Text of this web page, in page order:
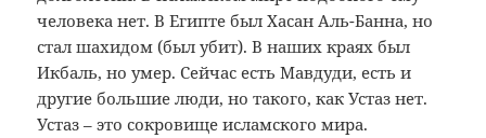
человека нет. В Египте был Хасан Аль-Банна, но
стал шахидом (был убит). В наших краях был
Икбаль, но умер. Сейчас есть Мавдуди, есть и
другие большие люди, но такого, как Устаз нет.
Устаз – это сокровище исламского мира.